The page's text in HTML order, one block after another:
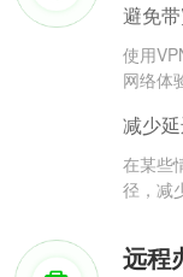
避免
使用
网络体
减少
在某些
径，减
远程